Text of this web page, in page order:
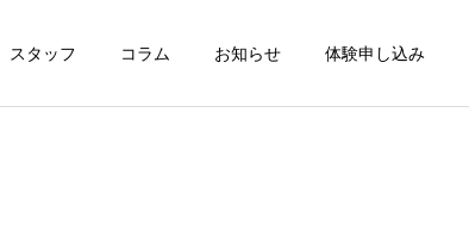
スタッフ コラム お知らせ 体験申し込み